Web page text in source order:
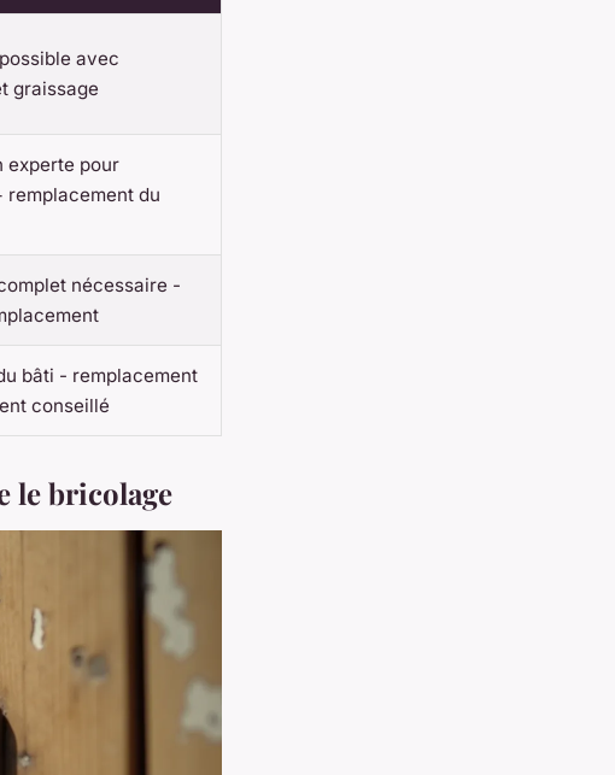
avec
graissage
experte pour
remplacement du
nécessaire -
bâti - remplacement
conseillé
le bricolage